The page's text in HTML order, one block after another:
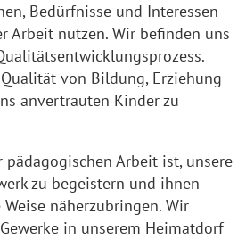
Bedürfnisse und Interessen
Arbeit nutzen. Wir befinden uns
von Bildung, Erziehung
anvertrauten Kinder zu
pädagogischen Arbeit ist, unsere
zu begeistern und ihnen
näherzubringen. Wir
in unserem Heimatdorf